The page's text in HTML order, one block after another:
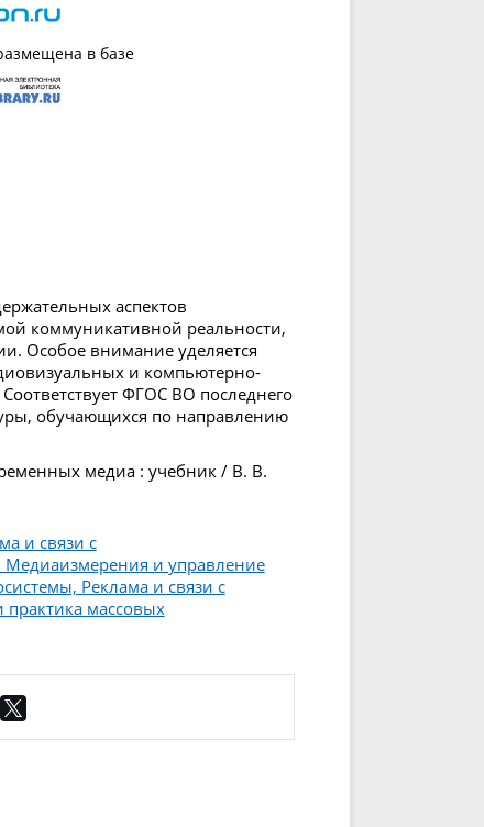
в базе
аспектов
коммуникативной реальности,
Особое внимание уделяется
и компьютерно-
ФГОС ВО последнего
обучающихся по направлению
медиа : учебник / В. В.
и связи с
и управление
Реклама и связи с
массовых